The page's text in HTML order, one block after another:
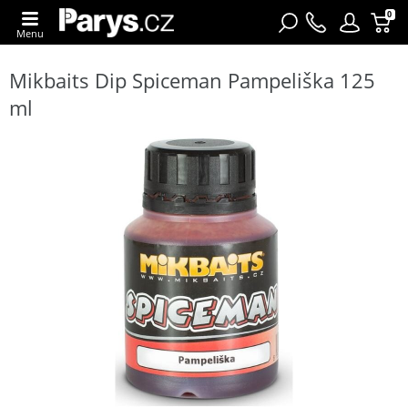
0
Menu
Mikbaits Dip Spiceman Pampeliška 125
ml